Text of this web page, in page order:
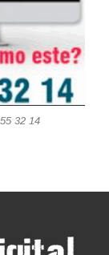
32 14